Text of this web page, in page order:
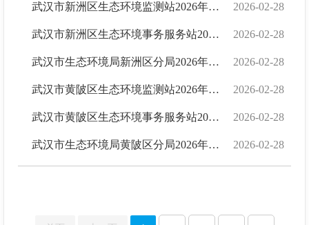
武汉市新洲区生态环境监测站2026年单位预算 2026-02-28
武汉市新洲区生态环境事务服务站2026年单位预算 2026-02-28
武汉市生态环境局新洲区分局2026年单位预算 2026-02-28
武汉市黄陂区生态环境监测站2026年单位预算 2026-02-28
武汉市黄陂区生态环境事务服务站2026年单位预算 2026-02-28
武汉市生态环境局黄陂区分局2026年单位预算 2026-02-28